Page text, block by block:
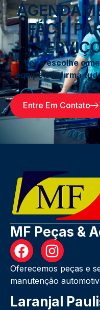
FÁCIL
Você escolhe o
equipe confirma
Entre Em Contato
MF Peças &
Oferecemos peças e
manutenção
Laranjal